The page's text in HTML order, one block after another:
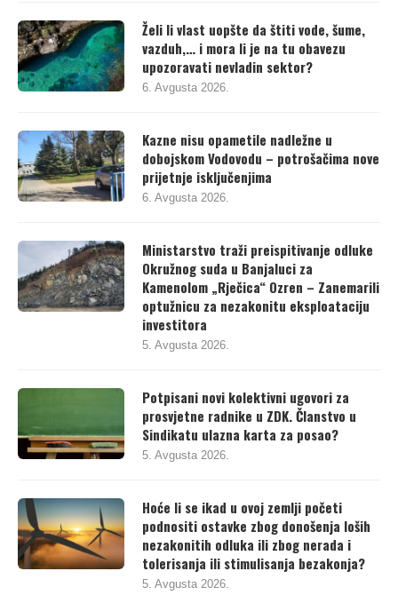
Želi li vlast uopšte da štiti vode, šume,
vazduh,… i mora li je na tu obavezu
upozoravati nevladin sektor?
6. Avgusta 2026.
Kazne nisu opametile nadležne u
dobojskom Vodovodu – potrošačima nove
prijetnje isključenjima
6. Avgusta 2026.
Ministarstvo traži preispitivanje odluke
Okružnog suda u Banjaluci za
Kamenolom „Rječica“ Ozren – Zanemarili
optužnicu za nezakonitu eksploataciju
investitora
5. Avgusta 2026.
Potpisani novi kolektivni ugovori za
prosvjetne radnike u ZDK. Članstvo u
Sindikatu ulazna karta za posao?
5. Avgusta 2026.
Hoće li se ikad u ovoj zemlji početi
podnositi ostavke zbog donošenja loših
nezakonitih odluka ili zbog nerada i
tolerisanja ili stimulisanja bezakonja?
5. Avgusta 2026.